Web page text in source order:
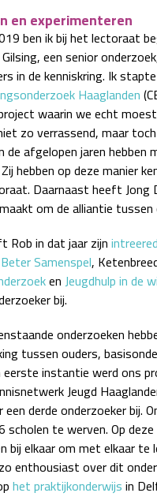
en experimenteren
ben ik bij het lectoraat
een senior
in de kenniskring. Ik
Haaglanden
waarin we echt
zo verrassend, maar
de afgelopen jaren
hebben op deze manier
Daarnaast heeft
om de alliantie
Rob in dat jaar zijn
Beter Samenspel,
enJeugdhulp in de
bij.
onderzoeken
tussen ouders,
eerste instantie werd ons
Jeugd
een derde onderzoeker bij.
te werven. Op
bij elkaar om met elkaar
enthousiast over dit
het praktijkonderwijsin